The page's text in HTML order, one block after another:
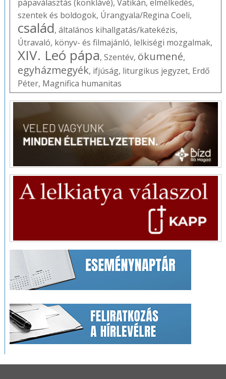
pápaválasztás (konklávé), Vatikán, elmélkedés,
szentek és boldogok, Úrangyala/Regina Coeli,
család, általános kihallgatás/katekézis,
Útravaló, könyv- és filmajánló, lelkiségi mozgalmak,
XIV. Leó pápa, Szentév, ökumené,
egyházmegyék, ifjúság, liturgikus jegyzet, Erdő
Péter, Magnifica humanitas